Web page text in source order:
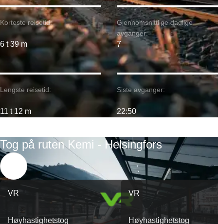
Korteste reisetid:
6 t 39 m
Lengste reisetid:
11 t 12 m
Gjennomsnittlige daglige
avganger:
7
Siste avganger:
22:50
Tog på ruten Kemi - Helsingfors
VR
Høyhastighetstog
VR
Høyhastighetstog